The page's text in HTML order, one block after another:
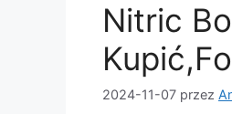
o
k
n
Nitric
2024-11-07 przez